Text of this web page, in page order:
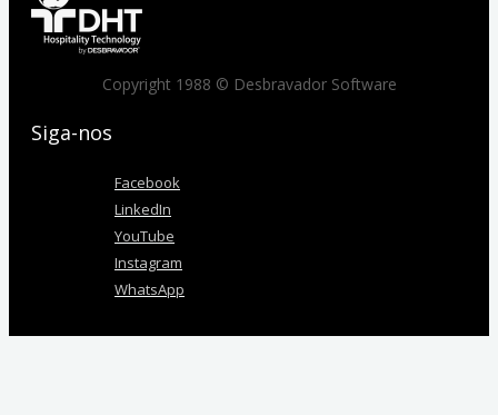
Copyright 1988 © Desbravador Software
Siga-nos
Facebook
LinkedIn
YouTube
Instagram
WhatsApp